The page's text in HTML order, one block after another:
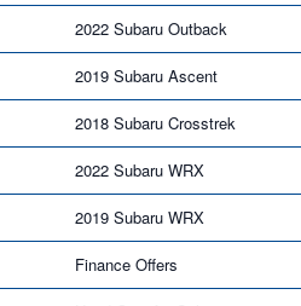
2022 Subaru Outback
2019 Subaru Ascent
2018 Subaru Crosstrek
2022 Subaru WRX
2019 Subaru WRX
Finance Offers